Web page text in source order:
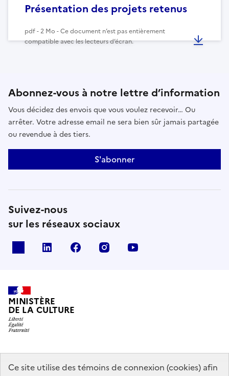
Ce site utilise des témoins de connexion (cookies) afin
Présentation des projets retenus
pdf - 2 Mo - Ce document n’est pas entièrement
compatible avec les lecteurs d’écran.
Abonnez-vous à notre lettre d’information
Vous décidez des envois que vous voulez recevoir… Ou
arrêter. Votre adresse email ne sera bien sûr jamais partagée
ou revendue à des tiers.
S'abonner
Suivez-nous
sur les réseaux sociaux
linkedin facebook instagram
MINISTÈRE
DE LA CULTURE
data.gouv.fr legifrance.gouv.fr info.gouv.fr